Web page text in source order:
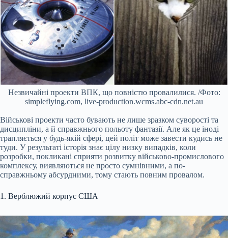
Незвичайні проекти ВПК, що повністю провалилися. /Фото:
simpleflying.com, live-production.wcms.abc-cdn.net.au
Військові проекти часто бувають не лише зразком суворості та
дисципліни, а й справжнього польоту фантазії. Але як це іноді
трапляється у будь-якій сфері, цей політ може завести кудись не
туди. У результаті історія знає цілу низку випадків, коли
розробки, покликані сприяти розвитку військово-промислового
комплексу, виявляються не просто сумнівними, а по-
справжньому абсурдними, тому стають повним провалом.
1. Верблюжий корпус США